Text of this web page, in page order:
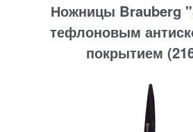
Ножницы Brauberg
тефлоновым
покрытием